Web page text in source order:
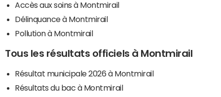
Accès aux soins à Montmirail
Délinquance à Montmirail
Pollution à Montmirail
Tous les résultats officiels à Montmirail
Résultat municipale 2026 à Montmirail
Résultats du bac à Montmirail